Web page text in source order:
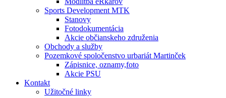
Sports Development MTK
Stanovy
Fotodokumentácia
Akcie občianskeho združenia
Obchody a služby
Pozemkové spoločenstvo urbariát Martinček
Zápisnice, oznamy,foto
Akcie PSU
Kontakt
Užitočné linky